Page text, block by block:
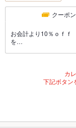
クーポン
お会計より10％ｏｆｆ
を…
カ
下記ボタン